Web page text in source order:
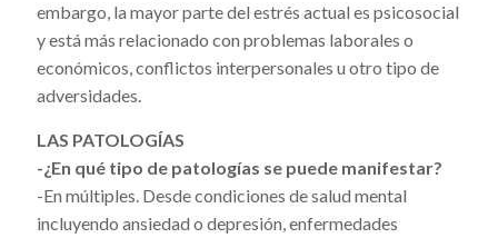
embargo, la mayor parte del estrés actual es psicosocial
y está más relacionado con problemas laborales o
económicos, conflictos interpersonales u otro tipo de
adversidades.
LAS PATOLOGÍAS
-¿En qué tipo de patologías se puede manifestar?
-En múltiples. Desde condiciones de salud mental
incluyendo ansiedad o depresión, enfermedades